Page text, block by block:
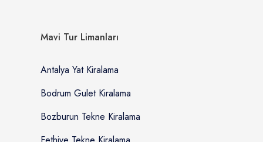
Mavi Tur Limanları
Antalya Yat Kiralama
Bodrum Gulet Kiralama
Bozburun Tekne Kiralama